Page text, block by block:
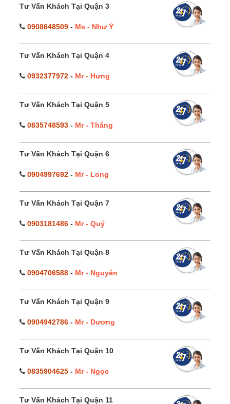
Tư Vấn Khách Tại Quận 3
0908648509 - Ms - Như Ý
Tư Vấn Khách Tại Quận 4
0932377972 - Mr - Hưng
Tư Vấn Khách Tại Quận 5
0835748593 - Mr - Thắng
Tư Vấn Khách Tại Quận 6
0904997692 - Mr - Long
Tư Vấn Khách Tại Quận 7
0903181486 - Mr - Quý
Tư Vấn Khách Tại Quận 8
0904706588 - Mr - Nguyên
Tư Vấn Khách Tại Quận 9
0904942786 - Mr - Dương
Tư Vấn Khách Tại Quận 10
0835904625 - Mr - Ngọc
Tư Vấn Khách Tại Quận 11